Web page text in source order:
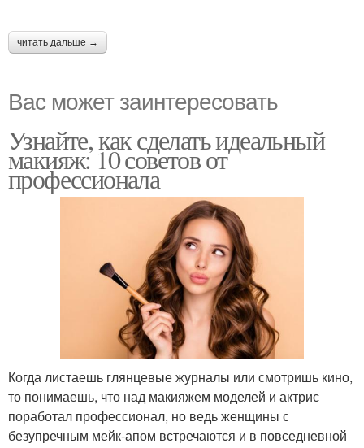
читать дальше →
Вас может заинтересовать
Узнайте, как сделать идеальный
макияж: 10 советов от
профессионала
Когда листаешь глянцевые журналы или смотришь кино,
то понимаешь, что над макияжем моделей и актрис
поработал профессионал, но ведь женщины с
безупречным мейк-апом встречаются и в повседневной